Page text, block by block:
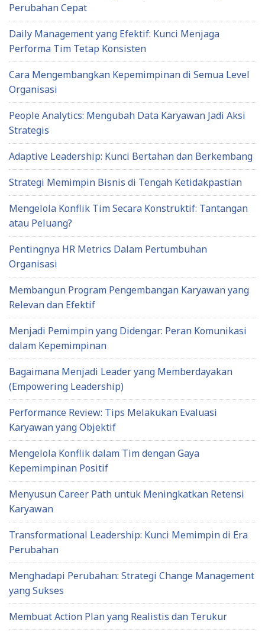
Perubahan Cepat
Daily Management yang Efektif: Kunci Menjaga
Performa Tim Tetap Konsisten
Cara Mengembangkan Kepemimpinan di Semua Level
Organisasi
People Analytics: Mengubah Data Karyawan Jadi Aksi
Strategis
Adaptive Leadership: Kunci Bertahan dan Berkembang
Strategi Memimpin Bisnis di Tengah Ketidakpastian
Mengelola Konflik Tim Secara Konstruktif: Tantangan
atau Peluang?
Pentingnya HR Metrics Dalam Pertumbuhan
Organisasi
Membangun Program Pengembangan Karyawan yang
Relevan dan Efektif
Menjadi Pemimpin yang Didengar: Peran Komunikasi
dalam Kepemimpinan
Bagaimana Menjadi Leader yang Memberdayakan
(Empowering Leadership)
Performance Review: Tips Melakukan Evaluasi
Karyawan yang Objektif
Mengelola Konflik dalam Tim dengan Gaya
Kepemimpinan Positif
Menyusun Career Path untuk Meningkatkan Retensi
Karyawan
Transformational Leadership: Kunci Memimpin di Era
Perubahan
Menghadapi Perubahan: Strategi Change Management
yang Sukses
Membuat Action Plan yang Realistis dan Terukur